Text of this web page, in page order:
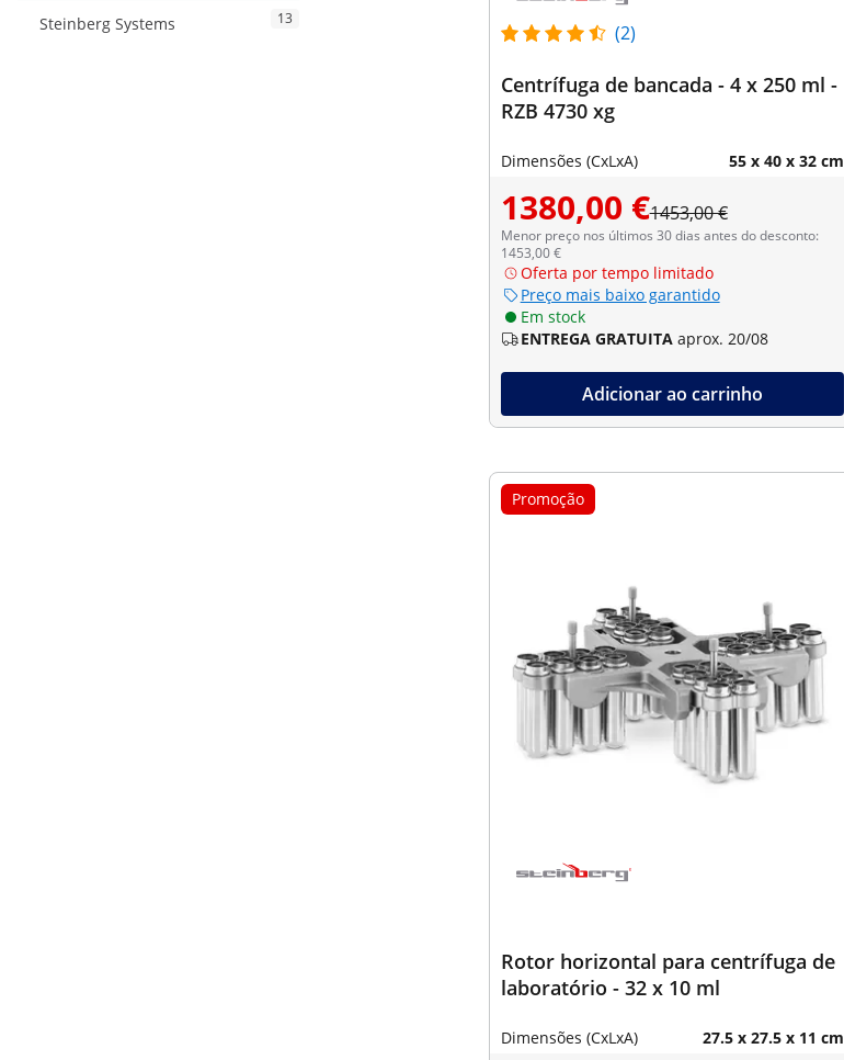
Steinberg Systems 13
(2)
Centrífuga de bancada - 4 x 250 ml -
RZB 4730 xg
Dimensões (CxLxA) 55 x 40 x 32 cm
1380,00 €1453,00 €
Menor preço nos últimos 30 dias antes do desconto:
1453,00 €
Oferta por tempo limitado
Preço mais baixo garantido
Em stock
ENTREGA GRATUITA aprox. 20/08
Adicionar ao carrinho
Promoção
Rotor horizontal para centrífuga de
laboratório - 32 x 10 ml
Dimensões (CxLxA) 27.5 x 27.5 x 11 cm